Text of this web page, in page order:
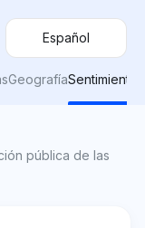
Español
GeografíaSentimiento
pública de las